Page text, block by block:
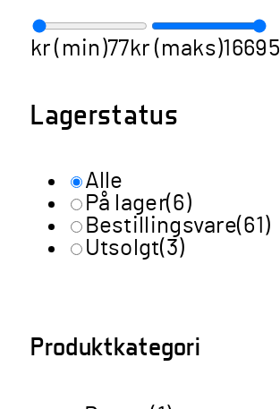
kr (min)77 kr (maks)16695
Lagerstatus
Alle
På lager(6)
Bestillingsvare(61)
Utsolgt(3)
Produktkategori